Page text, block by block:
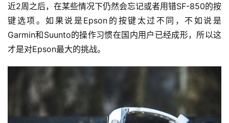
近2周之后，在某些情况下仍然会忘记或者用错SF-850的按
键选项。如果说是Epson的按键太过不同，不如说是
Garmin和Suunto的操作习惯在国内用户已经成形，所以这
才是对Epson最大的挑战。